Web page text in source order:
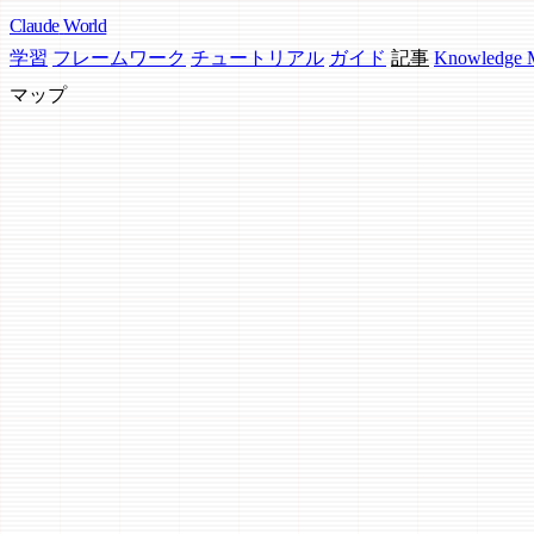
Claude World
学習 フレームワーク チュートリアル ガイド 記事 Knowledge
マップ